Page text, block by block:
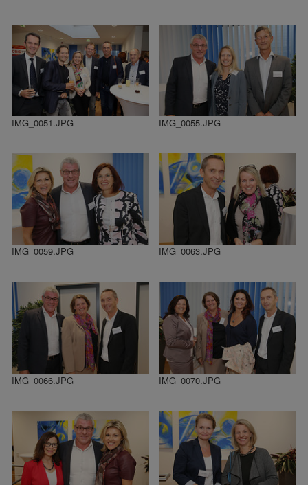
IMG_0051.JPG IMG_0055.JPG
IMG_0059.JPG IMG_0063.JPG
IMG_0066.JPG IMG_0070.JPG